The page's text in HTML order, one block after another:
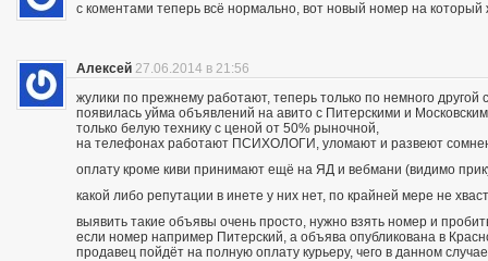
с коментами теперь всё нормально, вот новый номер на
Алексей 27.06.2014 в 21:56
жулики по прежнему работают, теперь только по немного другой
появилась уйма объявлений на авито с Питерскими и
только белую технику с ценой от 50% рыночной,
на телефонах работают ПСИХОЛОГИ, уломают и развеют
оплату кроме киви принимают ещё на ЯД и вебмани (видимо
какой либо репутации в инете у них нет, по крайней мере не
выявить такие объявы очень просто, нужно взять номер и
если номер например Питерский, а объява опубликована в
продавец пойдёт на полную оплату курьеру, чего в данном